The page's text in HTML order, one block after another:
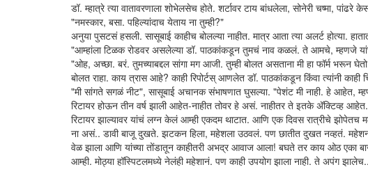
डॉ. म्हात्रे त्या वातावरणाला शोभेलसेच होते. शर्टावर टाय बांधलेला, सोनेरी चष्मा,
"नमस्कार, बसा. पहिल्यांदाच येताय ना तुम्ही?"
अनुया पुसटसं हसली. सासूबाई काहीच बोलल्या नाहीत. मात्र आता त्या अलर्ट होत्या.
"आम्हांला टिळक रोडवर असलेल्या डॉ. पाठकांकडून तुमचं नाव कळलं. ते आमचे, म्हणजे
"ओह, अच्छा. बरं. तुमच्याबद्दल सांगा मग आजी. तुम्ही बोलत असताना मी हा फॉर्म भरून
बोलत राहा. काय त्रास आहे? काही रिपोर्टस् आणलेत डॉ. पाठकांकडून किंवा त्यांनी काही
"मी सांगते सगळं नीट", सासूबाई अचानक संभाषणात घुसल्या. "पेशंट मी नाही. हे आहेत,
रिटायर होऊन तीन वर्ष झाली आहेत-नाहीत तोवर हे असं. नाहीतर ते इतके अ‍ॅक्टिव्ह आहेत.
रिटायर झाल्यावर यांचं लग्न केलं आम्ही एकदम थाटात. आणि एक दिवस रात्रीचे
ना असं.. डावी बाजू दुखते. झटकन हिला, महेशला उठवलं. पण छातीत दुखत नव्हतं. महेशनं
वेळ झाला आणि यांच्या तोंडातून काहीतरी अभद्र आवाज आला! बघते तर काय ओठ एका
आम्ही. मोठ्या हॉस्पिटलमध्ये नेलंही महेशानं. पण काही उपयोग झाला नाही. ते अपंग